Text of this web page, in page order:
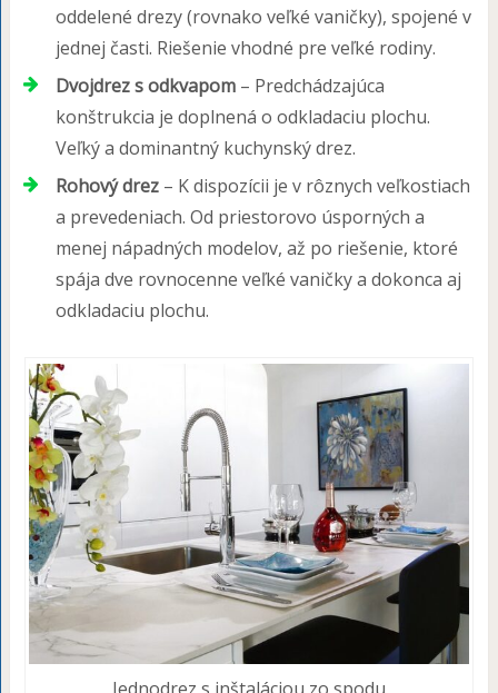
oddelené drezy (rovnako veľké vaničky), spojené v
jednej časti. Riešenie vhodné pre veľké rodiny.
Dvojdrez s odkvapom– Predchádzajúca
konštrukcia je doplnená o odkladaciu plochu.
Veľký a dominantný kuchynský drez.
Rohový drez– K dispozícii je v rôznych veľkostiach
a prevedeniach. Od priestorovo úsporných a
menej nápadných modelov, až po riešenie, ktoré
spája dve rovnocenne veľké vaničky a dokonca aj
odkladaciu plochu.